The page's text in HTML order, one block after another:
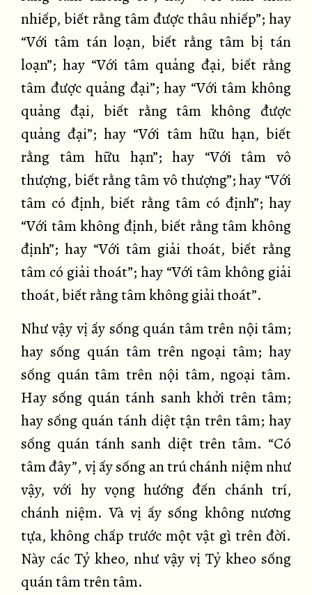
nhiếp, biết rằng tâm được thâu nhiếp”; hay
“Với tâm tán loạn, biết rằng tâm bị tán
loạn”; hay “Với tâm quảng đại, biết rằng
tâm được quảng đại”; hay “Với tâm không
quảng đại, biết rằng tâm không được
quảng đại”; hay “Với tâm hữu hạn, biết
rằng tâm hữu hạn”; hay “Với tâm vô
thượng, biết rằng tâm vô thượng”; hay “Với
tâm có định, biết rằng tâm có định”; hay
“Với tâm không định, biết rằng tâm không
định”; hay “Với tâm giải thoát, biết rằng
tâm có giải thoát”; hay “Với tâm không giải
thoát, biết rằng tâm không giải thoát”.
Như vậy vị ấy sống quán tâm trên nội tâm;
hay sống quán tâm trên ngoại tâm; hay
sống quán tâm trên nội tâm, ngoại tâm.
Hay sống quán tánh sanh khởi trên tâm;
hay sống quán tánh diệt tận trên tâm; hay
sống quán tánh sanh diệt trên tâm. “Có
tâm đây”, vị ấy sống an trú chánh niệm như
vậy, với hy vọng hướng đến chánh trí,
chánh niệm. Và vị ấy sống không nương
tựa, không chấp trước một vật gì trên đời.
Này các Tỷ kheo, như vậy vị Tỷ kheo sống
quán tâm trên tâm.